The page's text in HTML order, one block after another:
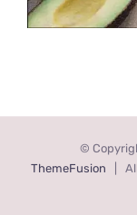
©
ThemeFusion | All